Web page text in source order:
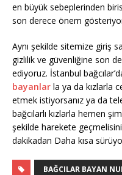
en büyük sebeplerinden
son derece önem
Aynı şekilde sitemize giriş
gizlilik ve güvenliğine son
ediyoruz. İstanbul
bayanlar la ya da kızlarla
etmek istiyorsanız ya da
bağcılarlı kızlarla hemen
şekilde harekete
dakikadan Daha kısa
BAĞCILAR BAYAN